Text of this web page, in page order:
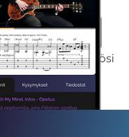
sisältömme käyttöösi